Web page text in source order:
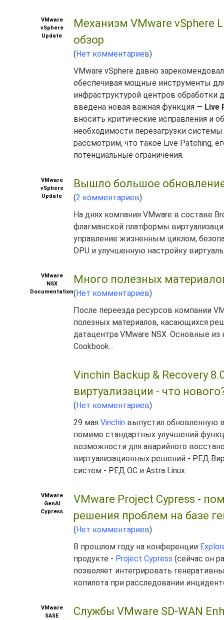
VMware
vSphere
Update
Механизм VMware vSphere
обзор
(Нет комментариев)
VMware vSphere давно
обеспечивая мощные инструменты
инфраструктурой центров обработки
введена новая важная функция — Live
вносить критические исправления и
необходимости перезагрузки
рассмотрим, что такое Live Patching,
потенциальные ограничения.
VMware
vSphere
Update
Вышло большое обновление
(2 комментариев)
На днях компания VMware в составе
флагманской платформы
управление жизненным циклом,
DPU и улучшенную настройку
VMware
NSX
Documentation
Много полезных
(Нет комментариев)
После переезда ресурсов компании
полезных материалов, касающихся
датацентра VMware NSX. Основные
Cookbook...
Vinchin Backup & Recovery
виртуализации - что
(Нет комментариев)
29 мая Vinchin выпустил обновленную
помимо стандартных улучшений
возможности для аварийного
виртуализационных решений - РЕД
систем - РЕД ОС и Astra Linux.
VMware
GenAI
Cypress
VMware Project Cypress -
решения проблем на базе
(Нет комментариев)
В прошлом году на конференции
продукте - Project Cypress (сейчас он
позволяет интегрировать
копилота при расследовании
VMware
SASE
Службы VMware SD-WAN